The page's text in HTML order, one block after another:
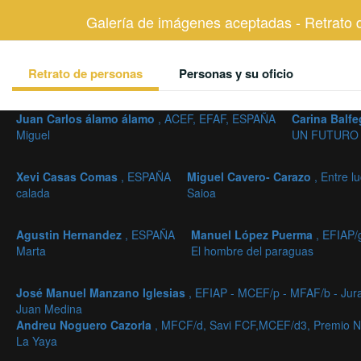
Galería de imágenes aceptadas - Retrato
Retrato de personas Personas y su oficio
Juan Carlos álamo álamo , ACEF, EFAF, ESPAÑA
Miguel
Carina
UN
Xevi Casas Comas , ESPAÑA
calada
Miguel Cavero- Carazo , Entre
Saioa
Agustin Hernandez , ESPAÑA
Marta
Manuel López Puerma ,
El hombre del paraguas
José Manuel Manzano Iglesias , EFIAP - MCEF/p - MFAF/b -
Juan Medina
Andreu Noguero Cazorla , MFCF/d, Savi FCF,MCEF/d3, Premio
La Yaya